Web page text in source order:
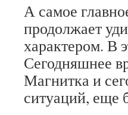
А самое
продолжает
характером. В
Сегодняшнее
Магнитка и
ситуаций, еще